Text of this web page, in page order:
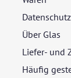
Über Glas
Liefer- und
Häufig